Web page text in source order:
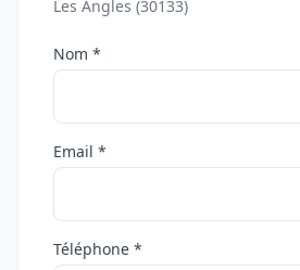
Les Angles (30133)
Nom *
Email *
Téléphone *